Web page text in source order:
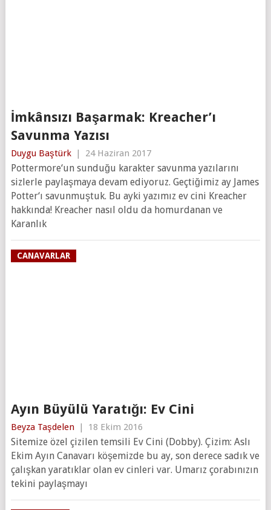
İmkânsızı Başarmak: Kreacher’ı
Savunma Yazısı
Duygu Baştürk | 24 Haziran 2017
Pottermore‘un sunduğu karakter savunma yazılarını
sizlerle paylaşmaya devam ediyoruz. Geçtiğimiz ay James
Potter‘ı savunmuştuk. Bu ayki yazımız ev cini Kreacher
hakkında! Kreacher nasıl oldu da homurdanan ve
Karanlık
CANAVARLAR
Ayın Büyülü Yaratığı: Ev Cini
Beyza Taşdelen | 18 Ekim 2016
Sitemize özel çizilen temsili Ev Cini (Dobby). Çizim: Aslı
Ekim Ayın Canavarı köşemizde bu ay, son derece sadık ve
çalışkan yaratıklar olan ev cinleri var. Umarız çorabınızın
tekini paylaşmayı